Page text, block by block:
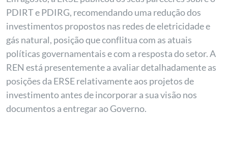
PDIRT e PDIRG, recomendando uma redução dos
investimentos propostos nas redes de eletricidade e
gás natural, posição que conflitua com as atuais
políticas governamentais e com a resposta do setor. A
REN está presentemente a avaliar detalhadamente as
posições da ERSE relativamente aos projetos de
investimento antes de incorporar a sua visão nos
documentos a entregar ao Governo.